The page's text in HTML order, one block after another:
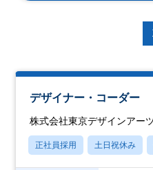
デザイナー・コーダー
株式会社東京デザインアー
正社員採用 土日祝休み